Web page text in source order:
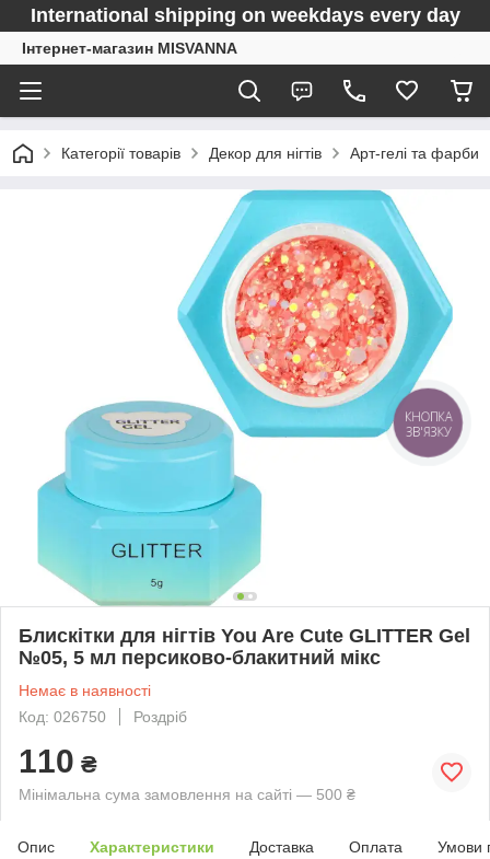
International shipping on weekdays every day
Інтернет-магазин MISVANNA
Категорії товарів Декор для нігтів Арт-гелі та фарби
Блискітки для нігтів You Are Cute GLITTER Gel
№05, 5 мл персиково-блакитний мікс
Немає в наявності
Код: 026750
Роздріб
110 ₴
Мінімальна сума замовлення на сайті — 500 ₴
Опис Характеристики Доставка Оплата Умови
КНОПКА
ЗВ'ЯЗКУ